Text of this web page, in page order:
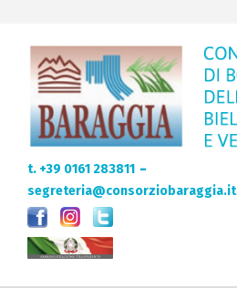
t. +39 0161 283811 -
segreteria@consorziobaraggia.it